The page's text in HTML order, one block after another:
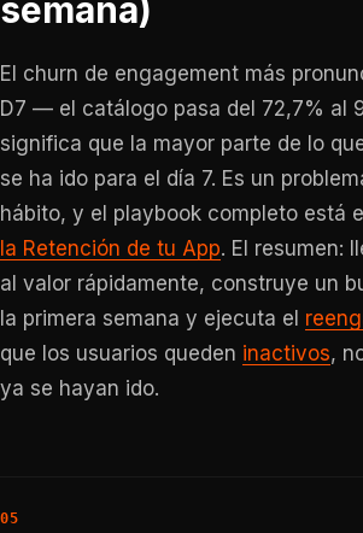
semana)
El churn de engagement más
D7 — el catálogo pasa del 72,7% al
significa que la mayor parte de lo
se ha ido para el día 7. Es un
hábito, y el playbook completo está
la Retención de tu App. El resumen:
al valor rápidamente, construye un
la primera semana y ejecuta el
que los usuarios queden inactivos,
ya se hayan ido.